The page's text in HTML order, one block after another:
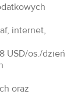
internet,
USD/os./dzień
oraz